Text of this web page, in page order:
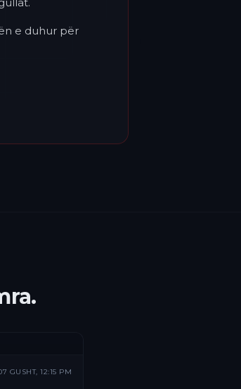
e duhur për
GUSHT, 12:15 PM